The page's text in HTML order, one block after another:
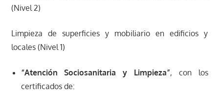
(Nivel 2)
Limpieza de superficies y mobiliario en edificios y
locales (Nivel 1)
“Atención Sociosanitaria y Limpieza”, con los
certificados de: